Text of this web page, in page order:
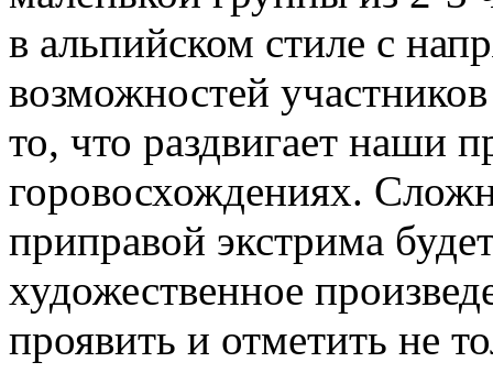
в альпийском стиле с
возможностей
то, что раздвигает наши
горовосхождениях.
приправой экстрима
художественное
проявить и отметить не